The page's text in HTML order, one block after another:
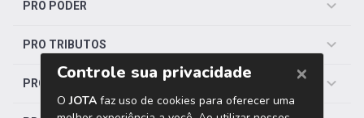
PRO PODER
PRO TRIBUTOS
PRO TRABALHISTA